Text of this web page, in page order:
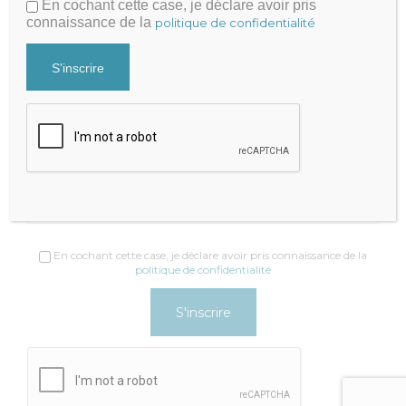
Contacter par mail
Recevez nos actualités
En cochant cette case, je déclare avoir pris connaissance de la
politique de confidentialité
En cochant cette case, je déclare avoir pris
connaissance de la politique de confidentialité